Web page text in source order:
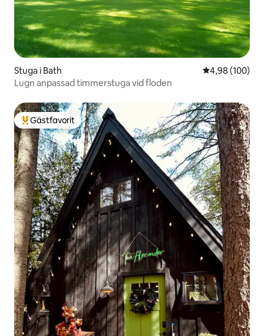
Stuga i Bath 4,98 av 5 i
4,98 (100)
Lugn anpassad timmerstuga vid floden
Populär gästfavorit
Gästfavorit